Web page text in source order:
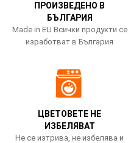
ПРОИЗВЕДЕНО В
БЪЛГАРИЯ
Made in EU Всички продукти се
изработват в България
ЦВЕТОВЕТЕ НЕ
ИЗБЕЛЯВАТ
Не се изтрива, не избелява и